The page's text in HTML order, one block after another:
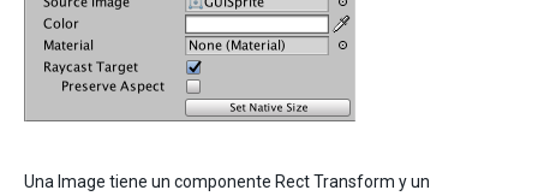
Una Image tiene un componente Rect Transform y un